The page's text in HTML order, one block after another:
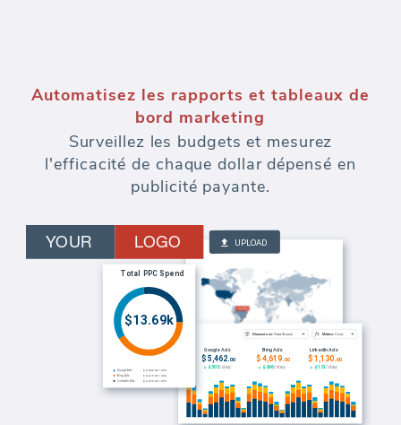
Automatisez les rapports et tableaux de
bord marketing
Surveillez les budgets et mesurez
l'efficacité de chaque dollar dépensé en
publicité payante.